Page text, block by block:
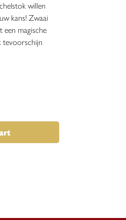
willen
kans! Zwaai
een magische
tevoorschijn